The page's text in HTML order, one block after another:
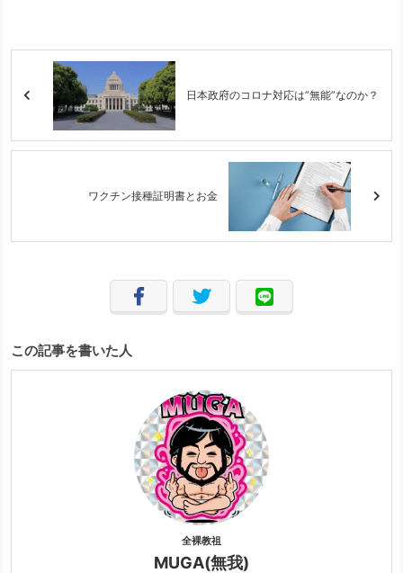
日本政府のコロナ対応は”無能”なのか？
ワクチン接種証明書とお金
この記事を書いた人
全裸教祖
MUGA(無我)